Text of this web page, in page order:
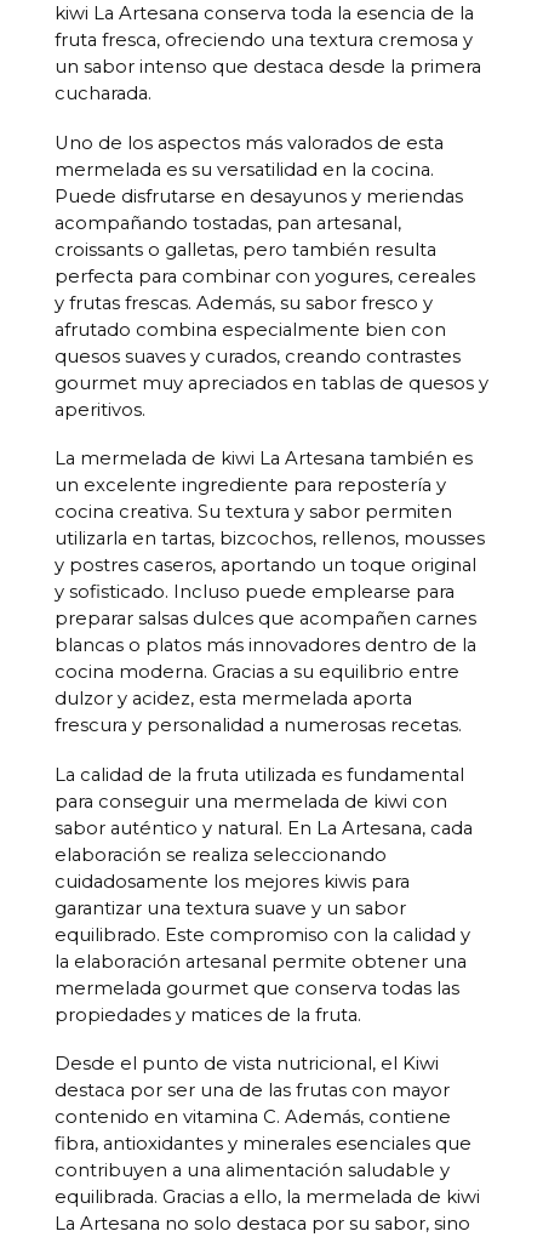
kiwi La Artesana conserva toda la esencia de la
fruta fresca, ofreciendo una textura cremosa y
un sabor intenso que destaca desde la primera
cucharada.
Uno de los aspectos más valorados de esta
mermelada es su versatilidad en la cocina.
Puede disfrutarse en desayunos y meriendas
acompañando tostadas, pan artesanal,
croissants o galletas, pero también resulta
perfecta para combinar con yogures, cereales
y frutas frescas. Además, su sabor fresco y
afrutado combina especialmente bien con
quesos suaves y curados, creando contrastes
gourmet muy apreciados en tablas de quesos y
aperitivos.
La mermelada de kiwi La Artesana también es
un excelente ingrediente para repostería y
cocina creativa. Su textura y sabor permiten
utilizarla en tartas, bizcochos, rellenos, mousses
y postres caseros, aportando un toque original
y sofisticado. Incluso puede emplearse para
preparar salsas dulces que acompañen carnes
blancas o platos más innovadores dentro de la
cocina moderna. Gracias a su equilibrio entre
dulzor y acidez, esta mermelada aporta
frescura y personalidad a numerosas recetas.
La calidad de la fruta utilizada es fundamental
para conseguir una mermelada de kiwi con
sabor auténtico y natural. En La Artesana, cada
elaboración se realiza seleccionando
cuidadosamente los mejores kiwis para
garantizar una textura suave y un sabor
equilibrado. Este compromiso con la calidad y
la elaboración artesanal permite obtener una
mermelada gourmet que conserva todas las
propiedades y matices de la fruta.
Desde el punto de vista nutricional, el Kiwi
destaca por ser una de las frutas con mayor
contenido en vitamina C. Además, contiene
fibra, antioxidantes y minerales esenciales que
contribuyen a una alimentación saludable y
equilibrada. Gracias a ello, la mermelada de kiwi
La Artesana no solo destaca por su sabor, sino